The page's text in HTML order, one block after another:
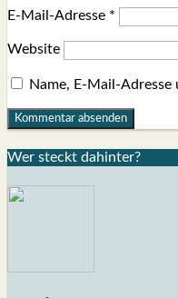
E-Mail-Adresse *
Website
Name, E-Mail-
Wer steckt dahin­ter?